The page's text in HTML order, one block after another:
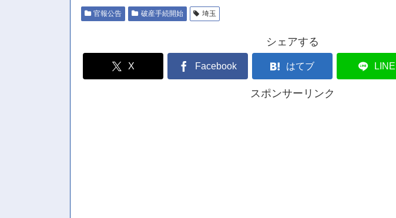
官報公告 破産手続開始 埼玉
シェアする
X Facebook はてブ LINE
スポンサーリンク